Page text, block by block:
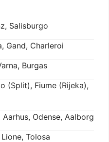
Salisburgo
Gand, Charleroi
Burgas
(Split), Fiume (Rijeka),
Aarhus, Odense, Aalborg
Tolosa